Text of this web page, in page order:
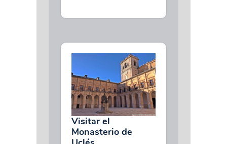
Visitar el
Monasterio de